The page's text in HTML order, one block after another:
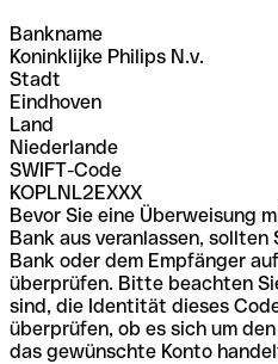
Bankname
Koninklijke Philips N.v.
Stadt
Eindhoven
Land
Niederlande
SWIFT-Code
KOPLNL2EXXX
Bevor Sie eine Überweisung
Bank aus veranlassen,
Bank oder dem Empfänger
überprüfen. Bitte beachten
sind, die Identität dieses
überprüfen, ob es sich um
das gewünschte Konto